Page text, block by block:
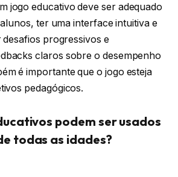
jogo educativo deve ser adequado
ter uma interface intuitiva e
progressivos e
claros sobre o desempenho
é importante que o jogo esteja
pedagógicos.
podem ser usados
todas as idades?